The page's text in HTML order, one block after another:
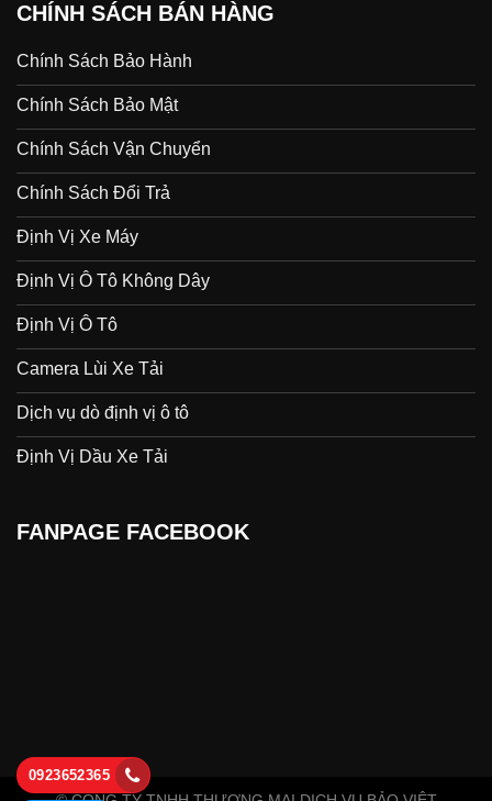
CHÍNH SÁCH BÁN HÀNG
Chính Sách Bảo Hành
Chính Sách Bảo Mật
Chính Sách Vận Chuyển
Chính Sách Đổi Trả
Định Vị Xe Máy
Định Vị Ô Tô Không Dây
Định Vị Ô Tô
Camera Lùi Xe Tải
Dịch vụ dò định vị ô tô
Định Vị Dầu Xe Tải
FANPAGE FACEBOOK
0923652365